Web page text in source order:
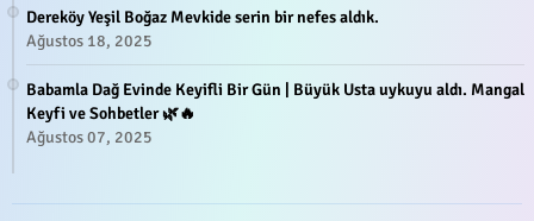
Dereköy Yeşil Boğaz Mevkide serin bir nefes aldık.
Ağustos 18, 2025
Babamla Dağ Evinde Keyifli Bir Gün | Büyük Usta uykuyu aldı. Mangal
Keyfi ve Sohbetler 🌿🔥
Ağustos 07, 2025